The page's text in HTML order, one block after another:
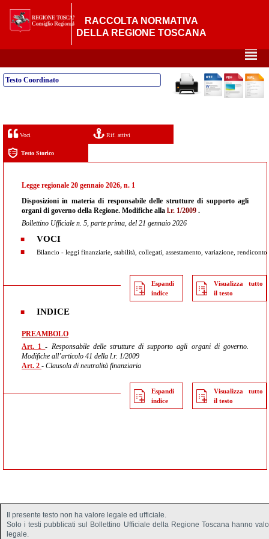
RACCOLTA NORMATIVA
DELLA REGIONE TOSCANA
²
Testo Coordinato
Voci Rif. attivi
Testo Storico
Legge regionale 20 gennaio 2026, n. 1
Disposizioni in materia di responsabile delle strutture di supporto agli
organi di governo della Regione. Modifiche alla l.r. 1/2009 .
Bollettino Ufficiale n. 5, parte prima, del 21 gennaio 2026
VOCI
Bilancio - leggi finanziarie, stabilità, collegati, assestamento, variazione, rendiconto
Espandi
indice
Visualizza tutto
il testo
INDICE
PREAMBOLO
Art. 1- Responsabile delle strutture di supporto agli organi di governo.
Modifiche all’articolo 41 della l.r. 1/2009
Art. 2 - Clausola di neutralità finanziaria
Espandi
indice
Visualizza tutto
il testo
Il presente testo non ha valore legale ed ufficiale.
Solo i testi pubblicati sul Bollettino Ufficiale della Regione Toscana hanno
legale.